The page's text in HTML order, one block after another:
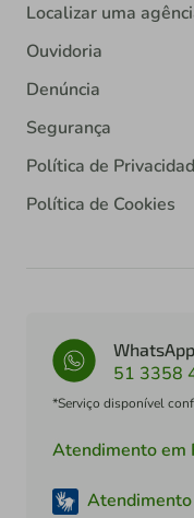
Localizar uma
Ouvidoria
Denúncia
Segurança
Política de
Política de Cookies
51 3358
*Serviço disponível
Atendimento em